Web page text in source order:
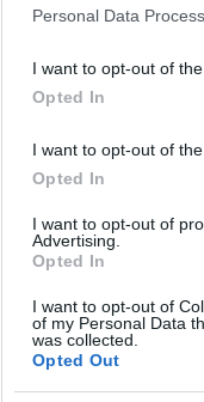
Personal Data
I want to opt-out of
Opted In
I want to opt-out of
Opted In
I want to opt-out of
Advertising.
Opted In
I want to opt-out of
of my Personal Data
was collected.
Opted Out